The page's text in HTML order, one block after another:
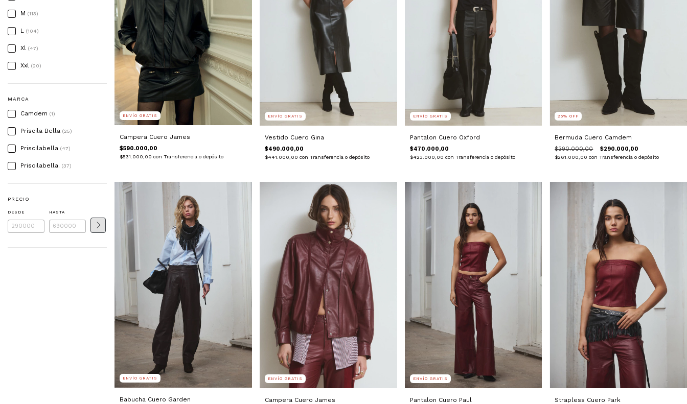
M (113)
L (104)
Xl (47)
Xxl (20)
MARCA
Camdem (1)
Priscila Bella (25)
Priscilabella (47)
Priscilabella. (37)
PRECIO
DESDE HASTA
ENVÍO GRATIS
Campera Cuero James
$590.000,00
$531.000,00 con Transferencia o depósito
ENVÍO GRATIS
Vestido Cuero Gina
$490.000,00
$441.000,00 con Transferencia o depósito
ENVÍO GRATIS
Pantalon Cuero Oxford
$470.000,00
$423.000,00 con Transferencia o depósito
26%OFF
Bermuda Cuero Camdem
$390.000,00 $290.000,00
$261.000,00con Transferencia o depósito
ENVÍO GRATIS
Babucha Cuero Garden
ENVÍO GRATIS
Campera Cuero James
ENVÍO GRATIS
Pantalon Cuero Paul Strapless Cuero Park